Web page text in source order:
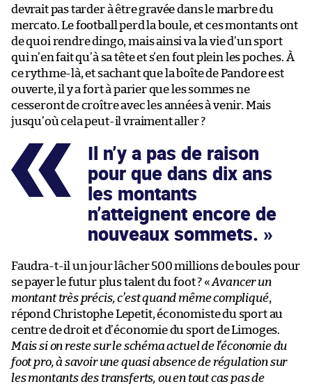
devrait pas tarder à être gravée dans le marbre du
mercato. Le football perd la boule, et ces montants ont
de quoi rendre dingo, mais ainsi va la vie d’un sport
qui n’en fait qu’à sa tête et s’en fout plein les poches. À
ce rythme-là, et sachant que la boîte de Pandore est
ouverte, il y a fort à parier que les sommes ne
cesseront de croître avec les années à venir. Mais
jusqu’où cela peut-il vraiment aller ?
Il n’y a pas de raison
pour que dans dix ans
les montants
n’atteignent encore de
nouveaux sommets.
Faudra-t-il un jour lâcher 500 millions de boules pour
se payer le futur plus talent du foot ? «Avancer un
montant très précis, c’est quand même compliqué,
répond Christophe Lepetit, économiste du sport au
centre de droit et d’économie du sport de Limoges.
Mais si on reste sur le schéma actuel de l’économie du
foot pro, à savoir une quasi absence de régulation sur
les montants des transferts, ou en tout cas pas de